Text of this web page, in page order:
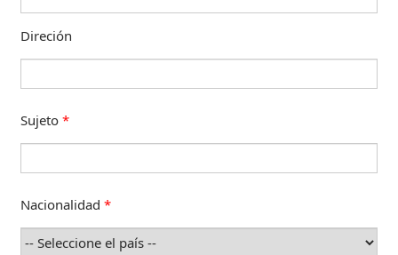
Direción
Sujeto *
Nacionalidad *